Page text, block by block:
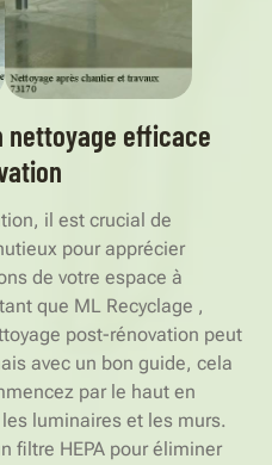
nettoyage efficace
il est crucial de
pour apprécier
de votre espace à
que ML Recyclage ,
post-rénovation peut
avec un bon guide, cela
par le haut en
luminaires et les murs.
filtre HEPA pour éliminer